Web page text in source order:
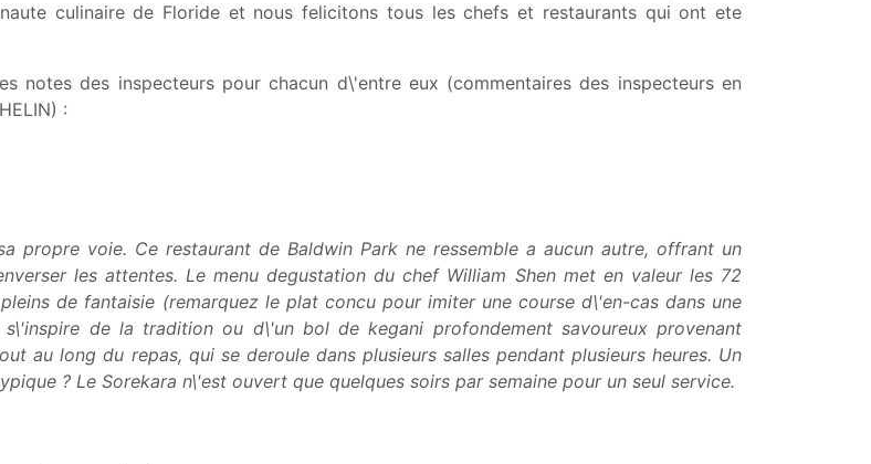
culinaire de Floride et nous felicitons tous les chefs et restaurants qui ont ete
notes des inspecteurs pour chacun d\'entre eux (commentaires des inspecteurs en
:
propre voie. Ce restaurant de Baldwin Park ne ressemble a aucun autre, offrant un
les attentes. Le menu degustation du chef William Shen met en valeur les 72
de fantaisie (remarquez le plat concu pour imiter une course d\'en-cas dans une
de la tradition ou d\'un bol de kegani profondement savoureux provenant
au long du repas, qui se deroule dans plusieurs salles pendant plusieurs heures. Un
? Le Sorekara n\'est ouvert que quelques soirs par semaine pour un seul service.